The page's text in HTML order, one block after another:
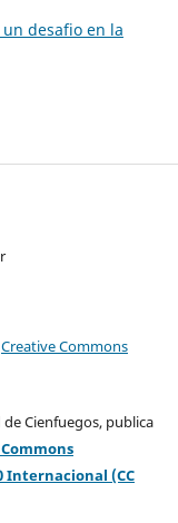
desafio en la
Creative Commons
Cienfuegos, publica
Internacional (CC